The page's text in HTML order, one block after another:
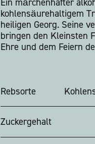
Ein märchenhafter
kohlensäurehaltigem
heiligen Georg. Seine
bringen den Kleinsten
Ehre und dem Feiern
Rebsorte
Zuckergehalt